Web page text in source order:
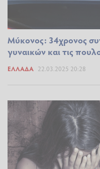
Μύκονος: 34χρονος
γυναικών και τις
ΕΛΛΆΔΑ 22.03.2025 20:28